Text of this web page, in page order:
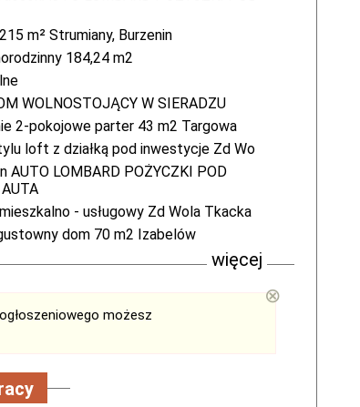
m² Strumiany, Burzenin
184,24 m2
WOLNOSTOJĄCY W SIERADZU
2-pokojowe parter 43 m2 Targowa
loft z działką pod inwestycje Zd Wo
AUTO LOMBARD POŻYCZKI POD
- usługowy Zd Wola Tkacka
dom 70 m2 Izabelów
więcej
możesz
⊗